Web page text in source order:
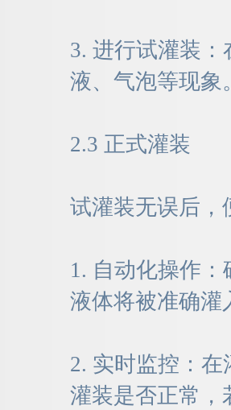
3. 进行试灌装
液、气泡等现象
2.3 正式灌装
试灌装无误后，
1. 自动化操作
液体将被准确灌
2. 实时监控：
灌装是否正常，